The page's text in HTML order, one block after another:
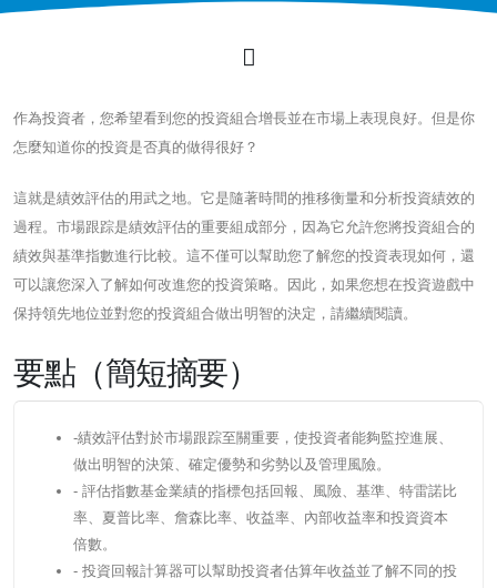
作為投資者，您希望看到您的投資組合增長並在市場上表現良好。但是你
怎麼知道你的投資是否真的做得很好？
這就是績效評估的用武之地。它是隨著時間的推移衡量和分析投資績效的
過程。市場跟踪是績效評估的重要組成部分，因為它允許您將投資組合的
績效與基準指數進行比較。這不僅可以幫助您了解您的投資表現如何，還
可以讓您深入了解如何改進您的投資策略。因此，如果您想在投資遊戲中
保持領先地位並對您的投資組合做出明智的決定，請繼續閱讀。
要點（簡短摘要）
-績效評估對於市場跟踪至關重要，使投資者能夠監控進展、
做出明智的決策、確定優勢和劣勢以及管理風險。
- 評估指數基金業績的指標包括回報、風險、基準、特雷諾比
率、夏普比率、詹森比率、收益率、內部收益率和投資資本
倍數。
- 投資回報計算器可以幫助投資者估算年收益並了解不同的投